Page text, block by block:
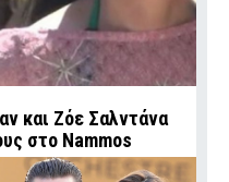
και Ζόε Σαλντάνα
στο Nammos